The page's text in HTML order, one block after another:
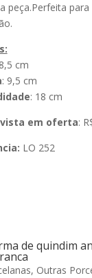
peça.Perfeita para
cm
: 9,5 cm
: 18 cm
em oferta:
LO 252
de quindim
, Outras